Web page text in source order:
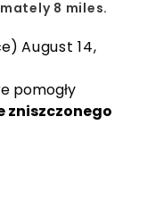
8 miles.
August 14,
pomogły
zniszczonego